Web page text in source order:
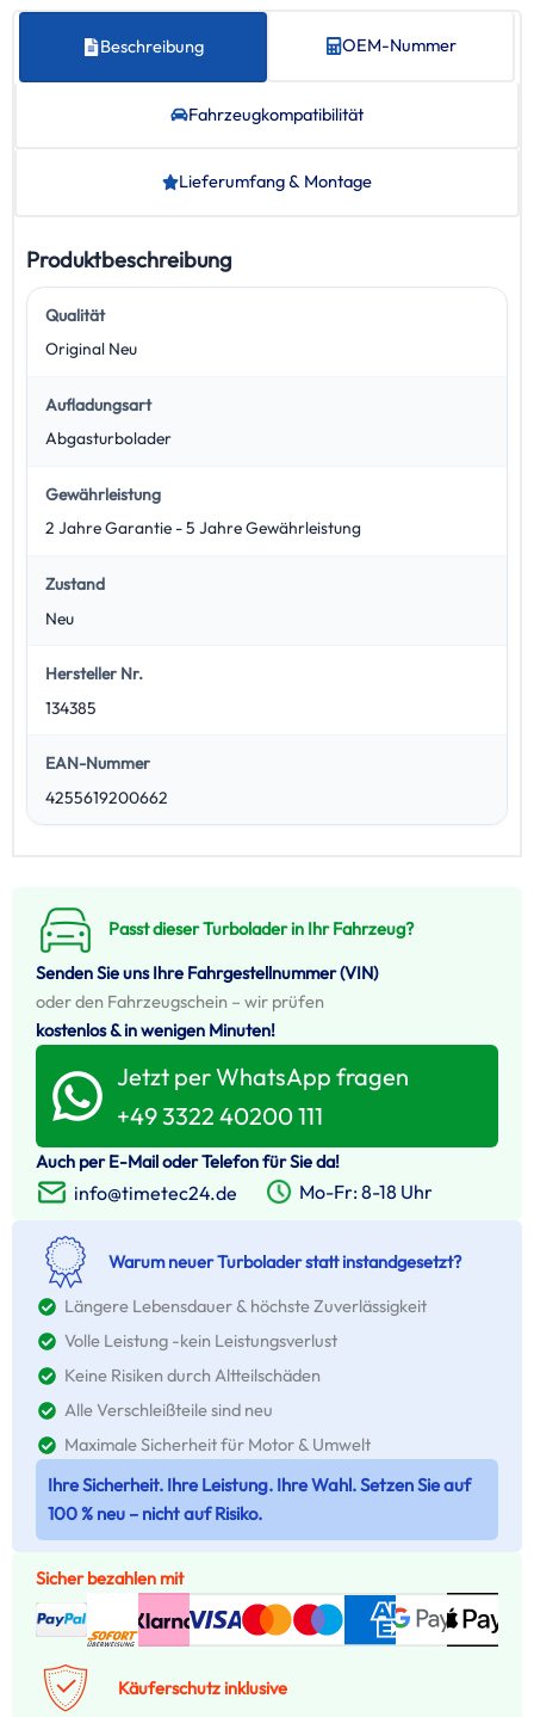
Beschreibung OEM-Nummer
Fahrzeug­kompatibilität
Lieferumfang & Montage
Produktbeschreibung
Qualität
Original Neu
Aufladungsart
Abgasturbolader
Gewährleistung
2 Jahre Garantie - 5 Jahre Gewährleistung
Zustand
Neu
Hersteller Nr.
134385
EAN-Nummer
4255619200662
Passt dieser Turbolader in Ihr Fahrzeug?
Senden Sie uns Ihre Fahrgestellnummer (VIN)
oder den Fahrzeugschein – wir prüfen
kostenlos & in wenigen Minuten!
Jetzt per WhatsApp fragen
+49 3322 40200 111
Auch per E-Mail oder Telefon für Sie da!
info@timetec24.de Mo-Fr: 8-18 Uhr
Warum neuer Turbolader statt instandgesetzt?
Längere Lebensdauer & höchste Zuverlässigkeit
Volle Leistung -kein Leistungsverlust
Keine Risiken durch Altteilschäden
Alle Verschleißteile sind neu
Maximale Sicherheit für Motor & Umwelt
Ihre Sicherheit. Ihre Leistung. Ihre Wahl. Setzen Sie auf
100 % neu – nicht auf Risiko.
Sicher bezahlen mit
Käuferschutz inklusive